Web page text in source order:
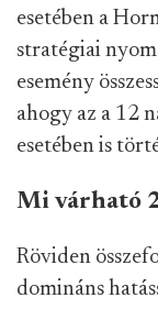
esetében a
stratégiai
esemény
ahogy az a 12
esetében is
Mi várható
Röviden
domináns